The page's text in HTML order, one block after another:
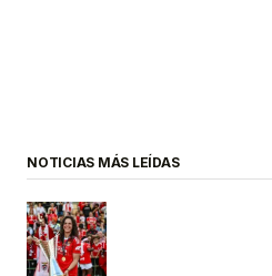
NOTICIAS MÁS LEÍDAS